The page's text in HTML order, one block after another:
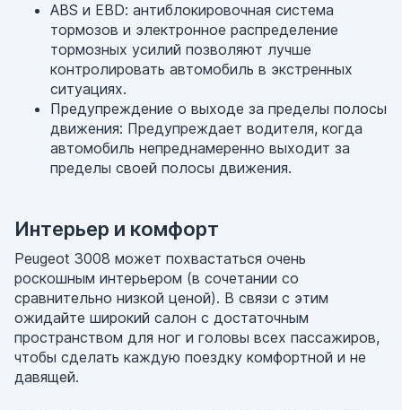
ABS и EBD: антиблокировочная система
тормозов и электронное распределение
тормозных усилий позволяют лучше
контролировать автомобиль в экстренных
ситуациях.
Предупреждение о выходе за пределы полосы
движения: Предупреждает водителя, когда
автомобиль непреднамеренно выходит за
пределы своей полосы движения.
Интерьер и комфорт
Peugeot 3008 может похвастаться очень
роскошным интерьером (в сочетании со
сравнительно низкой ценой). В связи с этим
ожидайте широкий салон с достаточным
пространством для ног и головы всех пассажиров,
чтобы сделать каждую поездку комфортной и не
давящей.